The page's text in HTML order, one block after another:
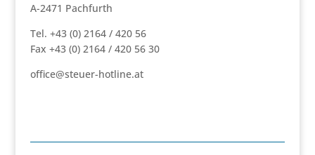
A-2471 Pachfurth
Tel. +43 (0) 2164 / 420 56
Fax +43 (0) 2164 / 420 56 30
office@steuer-hotline.at